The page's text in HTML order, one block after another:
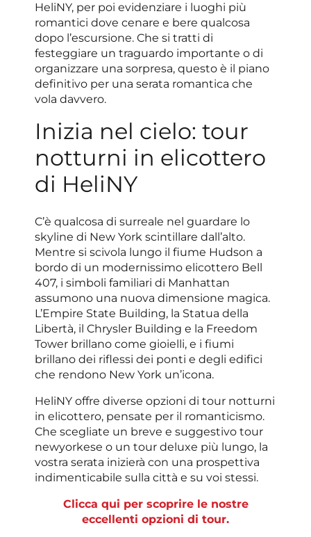
HeliNY, per poi evidenziare i luoghi più
romantici dove cenare e bere qualcosa
dopo l’escursione. Che si tratti di
festeggiare un traguardo importante o di
organizzare una sorpresa, questo è il piano
definitivo per una serata romantica che
vola davvero.
Inizia nel cielo: tour
notturni in elicottero
di HeliNY
C’è qualcosa di surreale nel guardare lo
skyline di New York scintillare dall’alto.
Mentre si scivola lungo il fiume Hudson a
bordo di un modernissimo elicottero Bell
407, i simboli familiari di Manhattan
assumono una nuova dimensione magica.
L’Empire State Building, la Statua della
Libertà, il Chrysler Building e la Freedom
Tower brillano come gioielli, e i fiumi
brillano dei riflessi dei ponti e degli edifici
che rendono New York un’icona.
HeliNY offre diverse opzioni di tour notturni
in elicottero, pensate per il romanticismo.
Che scegliate un breve e suggestivo tour
newyorkese o un tour deluxe più lungo, la
vostra serata inizierà con una prospettiva
indimenticabile sulla città e su voi stessi.
Clicca qui per scoprire le nostre
eccellenti opzioni di tour.